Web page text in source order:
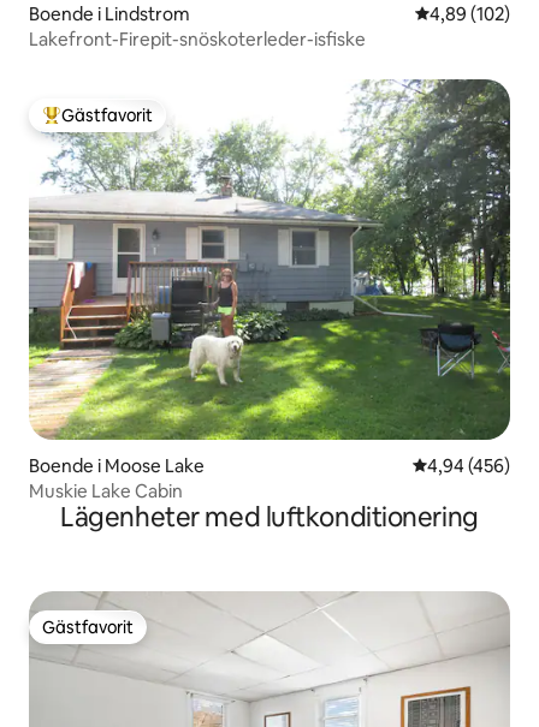
Boende i Lindstrom 4,89 av 5 i
4,89 (102)
Lakefront-Firepit-snöskoterleder-isfiske
Populär gästfavorit
Gästfavorit
Boende i Moose Lake 4,94 av 5 i
4,94 (456)
Muskie Lake Cabin
Lägenheter med luftkonditionering
Gästfavorit
Gästfavorit